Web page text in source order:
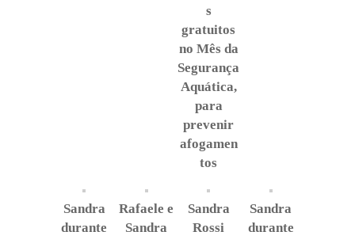
s
gratuitos
no Mês da
Segurança
Aquática,
para
prevenir
afogamen
tos
Sandra
durante
Rafaele e
Sandra
Sandra
Rossi
Sandra
durante